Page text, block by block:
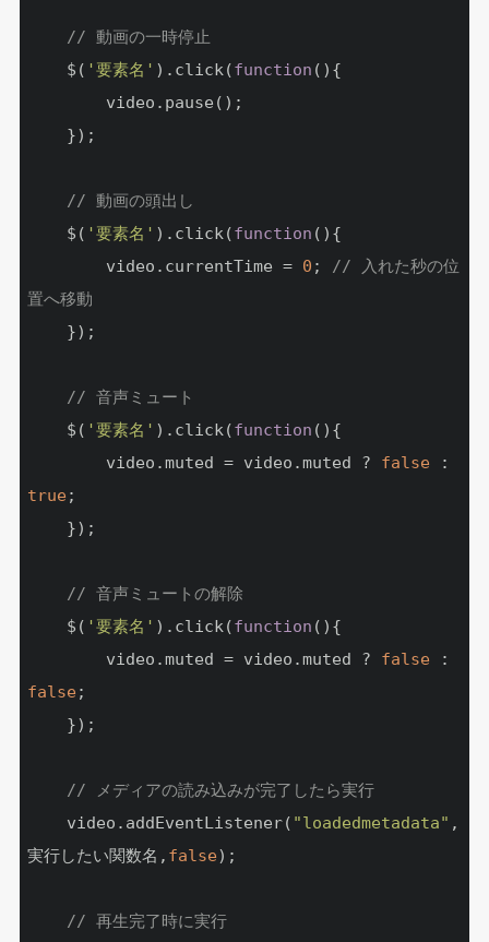
// 動画の一時停止
	$(
'要素名' ).click(function ( ) {
// 動画の頭出し
	$(
'要素名' ).click(function ( ) {
		video.currentTime =
0 ; // 入れた秒の位
置へ移動
// 音声ミュート
	$(
'要素名' ).click(function ( ) {
		video.muted = video.muted ?
false
true;
// 音声ミュートの解除
	$(
'要素名' ).click(function ( ) {
		video.muted = video.muted ?
false
false;
// メディアの読み込みが完了したら実行
	video.addEventListener(
"loadedmetadata" ,
実行したい関数名, false);
// 再生完了時に実行